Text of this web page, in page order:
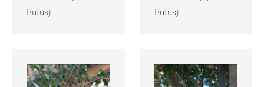
Rufus)
Rufus)